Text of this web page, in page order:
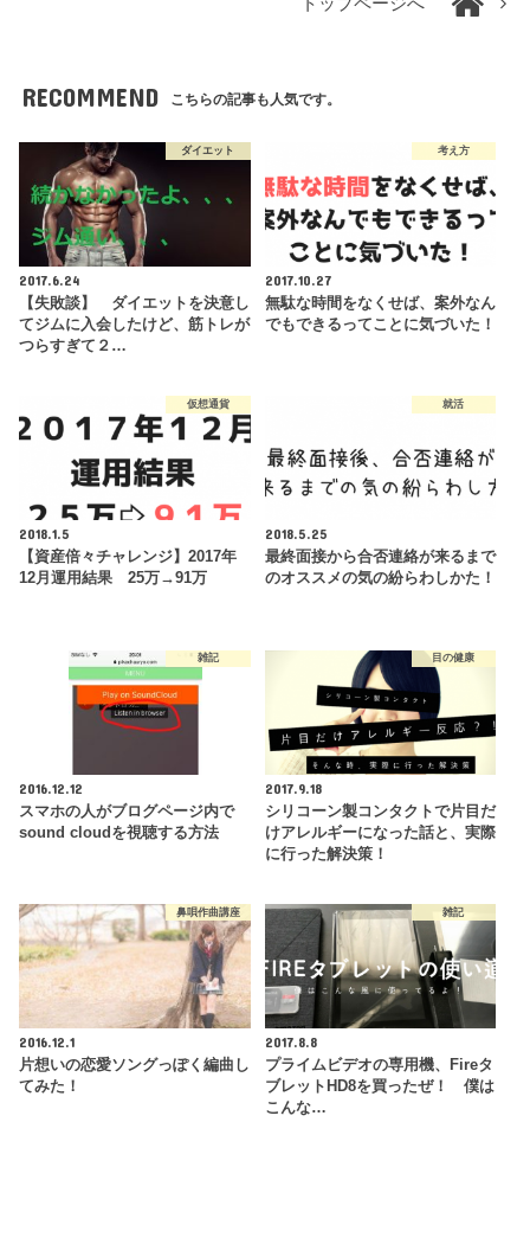
RECOMMEND こちらの記事も人気です。
ダイエット
2017.6.24
【失敗談】 ダイエットを決意し
てジムに入会したけど、筋トレが
つらすぎて２…
考え方
2017.10.27
無駄な時間をなくせば、案外なん
でもできるってことに気づいた！
仮想通貨
2018.1.5
【資産倍々チャレンジ】2017年
12月運用結果 25万→91万
就活
2018.5.25
最終面接から合否連絡が来るまで
のオススメの気の紛らわしかた！
雑記
2016.12.12
スマホの人がブログページ内で
sound cloudを視聴する方法
目の健康
2017.9.18
シリコーン製コンタクトで片目だ
けアレルギーになった話と、実際
に行った解決策！
鼻唄作曲講座
2016.12.1
片想いの恋愛ソングっぽく編曲し
てみた！
雑記
2017.8.8
プライムビデオの専用機、Fireタ
ブレットHD8を買ったぜ！ 僕は
こんな…